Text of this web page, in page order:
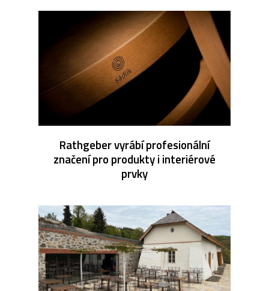
Rathgeber vyrábí profesionální
značení pro produkty i interiérové
prvky